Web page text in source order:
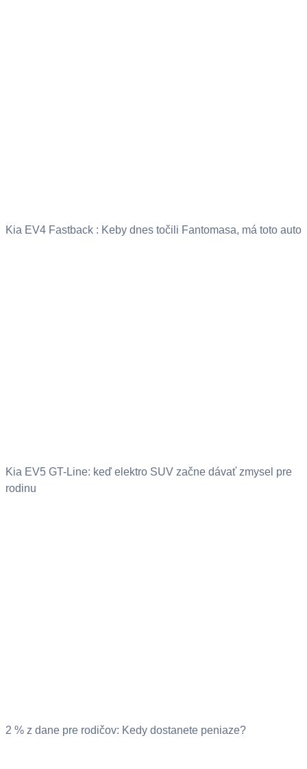
Kia EV4 Fastback : Keby dnes točili Fantomasa, má toto auto
Kia EV5 GT-Line: keď elektro SUV začne dávať zmysel pre
rodinu
2 % z dane pre rodičov: Kedy dostanete peniaze?